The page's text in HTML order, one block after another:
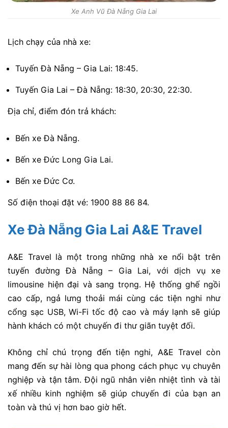
Xe Anh Vũ Đà Nẵng Gia Lai
Lịch chạy của nhà xe:
Tuyến Đà Nẵng – Gia Lai: 18:45.
Tuyến Gia Lai – Đà Nẵng: 18:30, 20:30, 22:30.
Địa chỉ, điểm đón trả khách:
Bến xe Đà Nẵng.
Bến xe Đức Long Gia Lai.
Bến xe Đức Cơ.
Số điện thoại đặt vé: 1900 88 86 84.
Xe Đà Nẵng Gia Lai A&E Travel
A&E Travel là một trong những nhà xe nổi bật trên
tuyến đường Đà Nẵng – Gia Lai, với dịch vụ xe
limousine hiện đại và sang trọng. Hệ thống ghế ngồi
cao cấp, ngả lưng thoải mái cùng các tiện nghi như
cổng sạc USB, Wi-Fi tốc độ cao và máy lạnh sẽ giúp
hành khách có một chuyến đi thư giãn tuyệt đối.
Không chỉ chú trọng đến tiện nghi, A&E Travel còn
mang đến sự hài lòng qua phong cách phục vụ chuyên
nghiệp và tận tâm. Đội ngũ nhân viên nhiệt tình và tài
xế nhiều kinh nghiệm sẽ giúp chuyến đi của bạn an
toàn và thú vị hơn bao giờ hết.